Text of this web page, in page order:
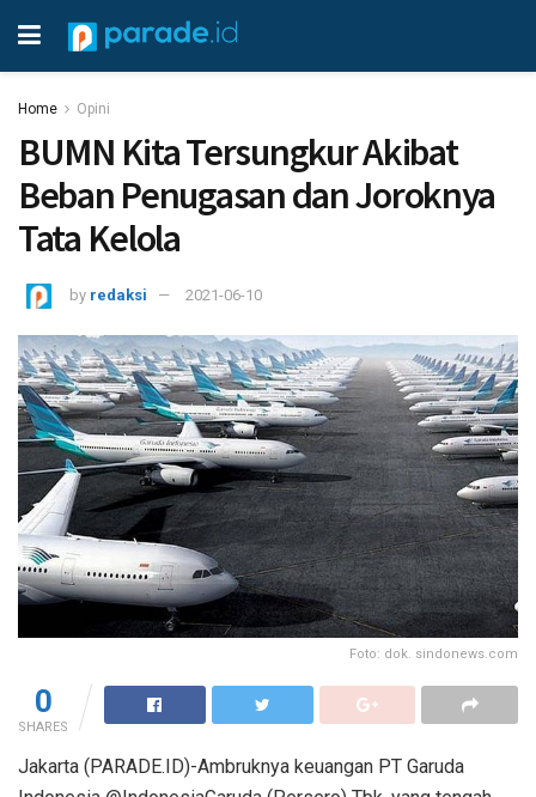
Home Opini
BUMN Kita Tersungkur Akibat
Beban Penugasan dan Joroknya
Tata Kelola
by redaksi 2021-06-10
Foto: dok. sindonews.com
0
SHARES
Jakarta (PARADE.ID)-Ambruknya keuangan PT Garuda